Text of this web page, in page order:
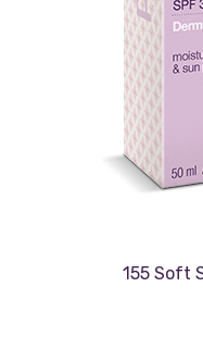
155 Soft